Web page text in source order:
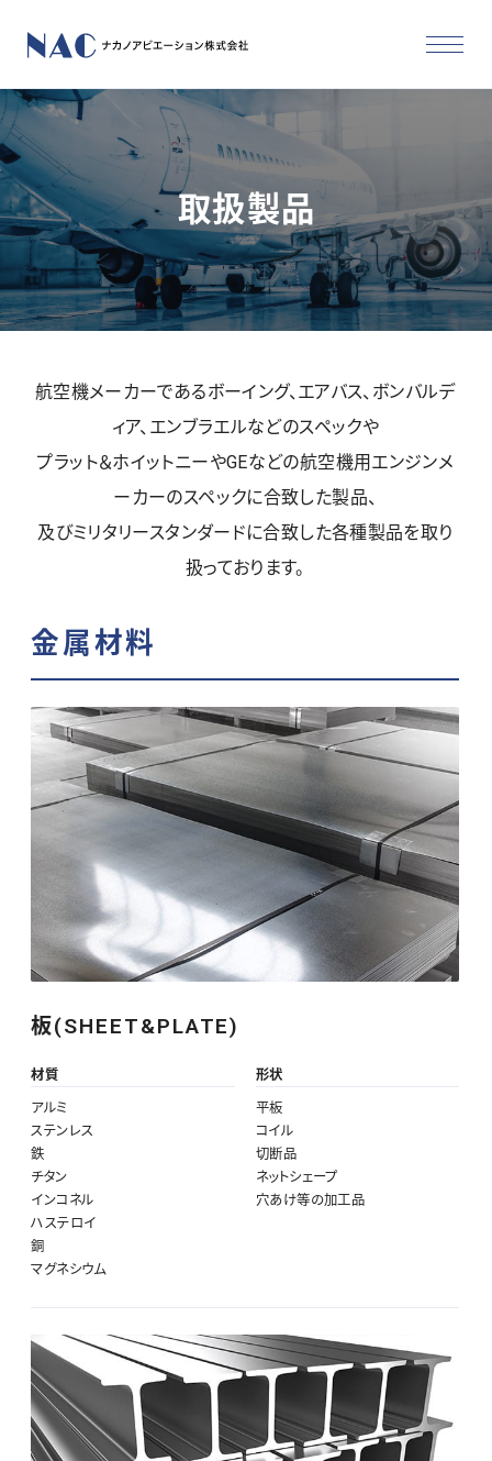
取扱製品
航空機メーカーであるボーイング、エアバス、ボンバルデ
ィア、エンブラエルなどのスペックや
プラット＆ホイットニーやGEなどの航空機用エンジンメ
ーカーのスペックに合致した製品、
及びミリタリースタンダードに合致した各種製品を取り
扱っております。
金属材料
板(SHEET&PLATE)
材質
アルミ
ステンレス
鉄
チタン
インコネル
ハステロイ
銅
マグネシウム
形状
平板
コイル
切断品
ネットシェープ
穴あけ等の加工品